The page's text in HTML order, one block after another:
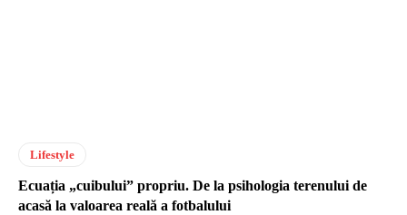
Lifestyle
Ecuația „cuibului” propriu. De la psihologia terenului de
acasă la valoarea reală a fotbalului